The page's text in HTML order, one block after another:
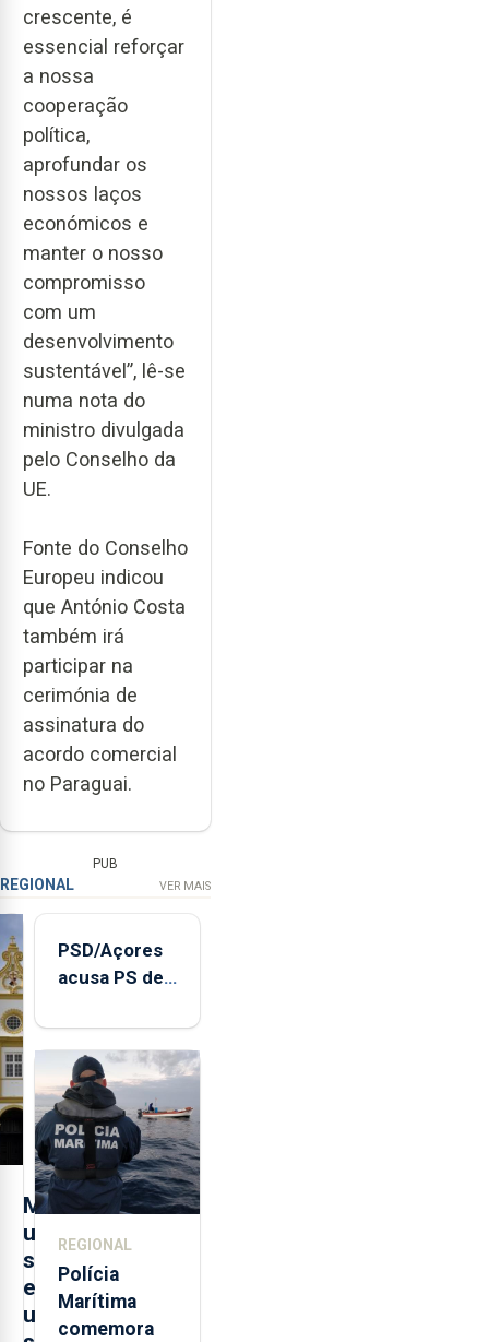
crescente, é
essencial reforçar
a nossa
cooperação
política,
aprofundar os
nossos laços
económicos e
manter o nosso
compromisso
com um
desenvolvimento
sustentável”, lê-se
numa nota do
ministro divulgada
pelo Conselho da
UE.
Fonte do Conselho
Europeu indicou
que António Costa
também irá
participar na
cerimónia de
assinatura do
acordo comercial
no Paraguai.
PUB
REGIONAL VER MAIS
M
u
s
e
u
PSD/Açores
acusa PS de
contraditória"
sobre
evolução
turística
REGIONAL
Polícia
Marítima
comemora